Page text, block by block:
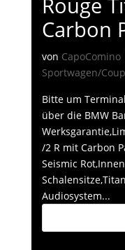
Carbon
von CapoComino
Sportwagen/
Bitte um
über die BMW
/2 R mit Carbon
Seismic
Audiosystem...